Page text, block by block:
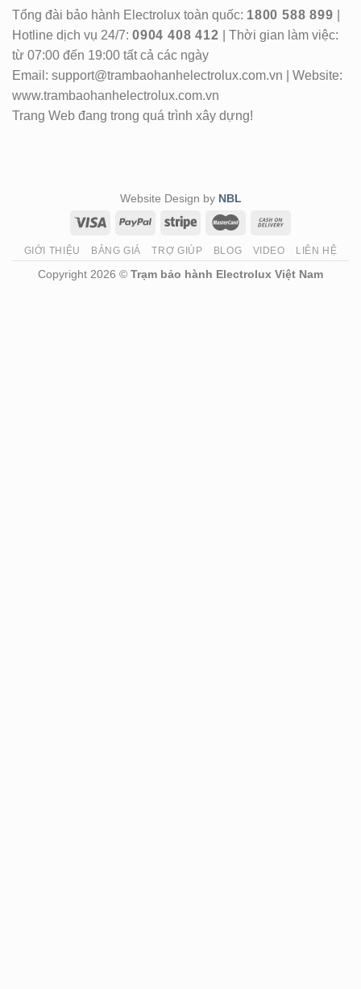
Tổng đài bảo hành Electrolux toàn quốc: 1800 588 899
Hotline dịch vụ 24/7: 0904 408 412 | Thời gian làm việc:
từ 07:00 đến 19:00 tất cả các ngày
Email: support@trambaohanhelectrolux.com.vn | Website:
www.trambaohanhelectrolux.com.vn
Trang Web đang trong quá trình xây dựng!
Website Design by NBL
GIỚI THIỆU BẢNG GIÁ TRỢ GIÚP BLOG VIDEO LIÊN HỆ
Copyright 2026 © Trạm bảo hành Electrolux Việt Nam